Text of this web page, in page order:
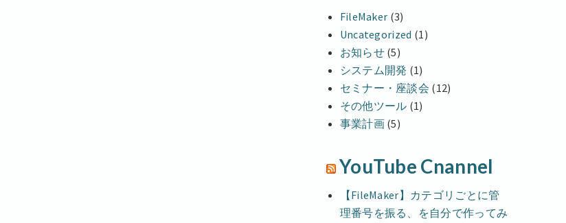
FileMaker (3)
Uncategorized (1)
お知らせ(5)
システム開発 (1)
セミナー・座談会 (12)
その他ツール (1)
事業計画(5)
YouTube Cnannel
【FileMaker】カテゴリごとに管
理番号を振る、を自分で作ってみ